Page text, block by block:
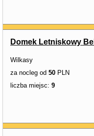
Domek Letniskowy
Wilkasy
za nocleg od 50 PLN
liczba miejsc: 9